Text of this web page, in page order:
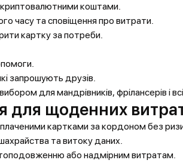
коштами.
часу та сповіщення про витрати.
картку за потреби.
запрошують друзів.
для мандрівників, фрілансерів і
для щоденних
картками за кордоном без
та витоку даних.
або надмірним витратам.